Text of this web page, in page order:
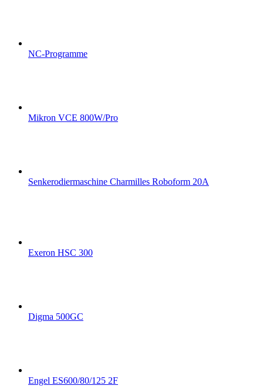
NC-Programme
Mikron VCE 800W/Pro
Senkerodiermaschine Charmilles Roboform 20A
Exeron HSC 300
Digma 500GC
Engel ES600/80/125 2F